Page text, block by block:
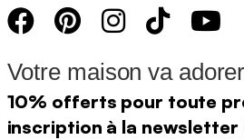
Votre maison va
10% offerts pour toute
inscription à la newsletter